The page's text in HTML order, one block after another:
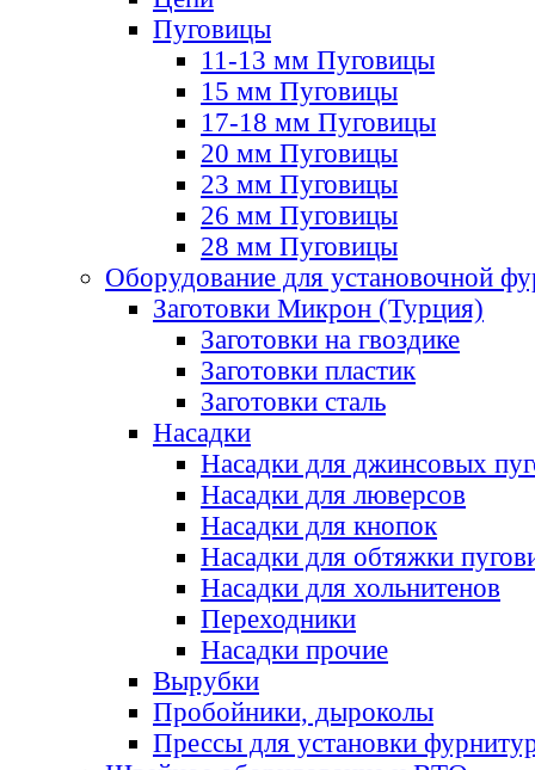
Пуговицы
11-13 мм Пуговицы
15 мм Пуговицы
17-18 мм Пуговицы
20 мм Пуговицы
23 мм Пуговицы
26 мм Пуговицы
28 мм Пуговицы
Оборудование для установочной
Заготовки Микрон (Турция)
Заготовки на гвоздике
Заготовки пластик
Заготовки сталь
Насадки
Насадки для джинсовых
Насадки для люверсов
Насадки для кнопок
Насадки для обтяжки
Насадки для хольнитенов
Переходники
Насадки прочие
Вырубки
Пробойники, дыроколы
Прессы для установки